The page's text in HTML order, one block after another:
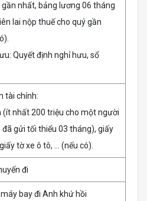
nhất, bảng lương 06 tháng
lai nộp thuế cho quý gần
Quyết định nghỉ hưu, sổ
tài chính:
(ít nhất 200 triệu cho một người
đã gửi tối thiểu 03 tháng), giấy
tờ xe ô tô, … (nếu có).
đi
bay đi Anh khứ hồi